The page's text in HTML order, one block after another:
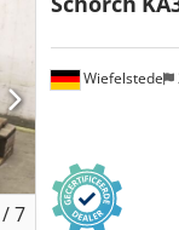
/7
Wiefelstede